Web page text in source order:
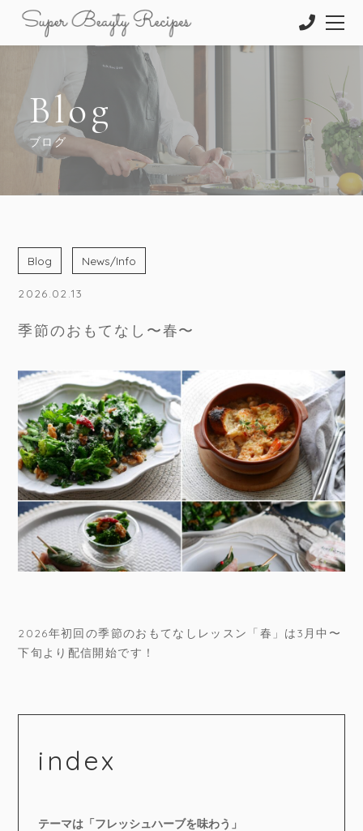
Blog
ブログ
Blog News/Info
2026.02.13
季節のおもてなし〜春〜
2026年初回の季節のおもてなしレッスン「春」は3月中〜
下旬より配信開始です！
index
テーマは「フレッシュハーブを味わう」